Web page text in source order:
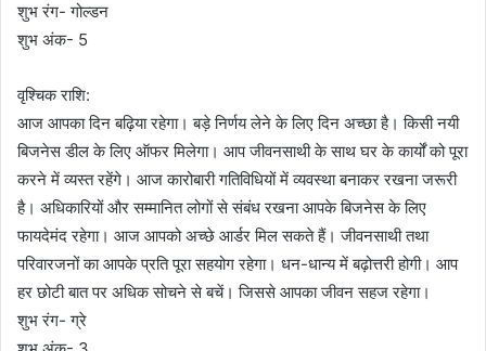
शुभ रंग- गोल्डन
शुभ अंक- 5
वृश्चिक राशि:
आज आपका दिन बढ़िया रहेगा। बड़े निर्णय लेने के लिए दिन अच्छा है। किसी नयी
बिजनेस डील के लिए ऑफर मिलेगा। आप जीवनसाथी के साथ घर के कार्यों को पूरा
करने में व्यस्त रहेंगे। आज कारोबारी गतिविधियों में व्यवस्था बनाकर रखना जरूरी
है। अधिकारियों और सम्मानित लोगों से संबंध रखना आपके बिजनेस के लिए
फायदेमंद रहेगा। आज आपको अच्छे आर्डर मिल सकते हैं। जीवनसाथी तथा
परिवारजनों का आपके प्रति पूरा सहयोग रहेगा। धन-धान्य में बढ़ोत्तरी होगी। आप
हर छोटी बात पर अधिक सोचने से बचें। जिससे आपका जीवन सहज रहेगा।
शुभ रंग- ग्रे